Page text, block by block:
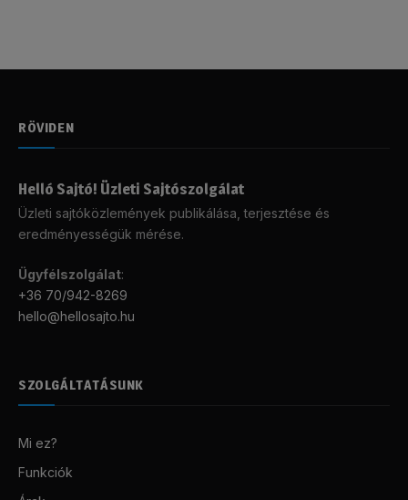
RÖVIDEN
Helló Sajtó! Üzleti Sajtószolgálat
Üzleti sajtóközlemények publikálása, terjesztése és
eredményességük mérése.
Ügyfélszolgálat:
+36 70/942-8269
hello@hellosajto.hu
SZOLGÁLTATÁSUNK
Mi ez?
Funkciók